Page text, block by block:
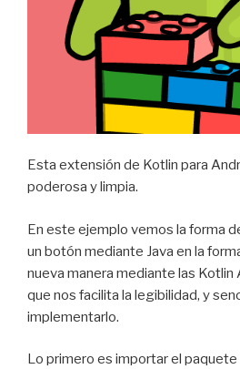
Esta extensión de Kotlin para
poderosa y limpia.
En este ejemplo vemos la forma
un botón mediante Java en la
nueva manera mediante las Kotlin
que nos facilita la legibilidad, y
implementarlo.
Lo primero es importar el